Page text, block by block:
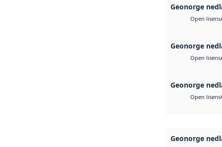
Geonorge
Open lisens
Geonorge
Open lisens
Geonorge
Open lisens
Geonorge